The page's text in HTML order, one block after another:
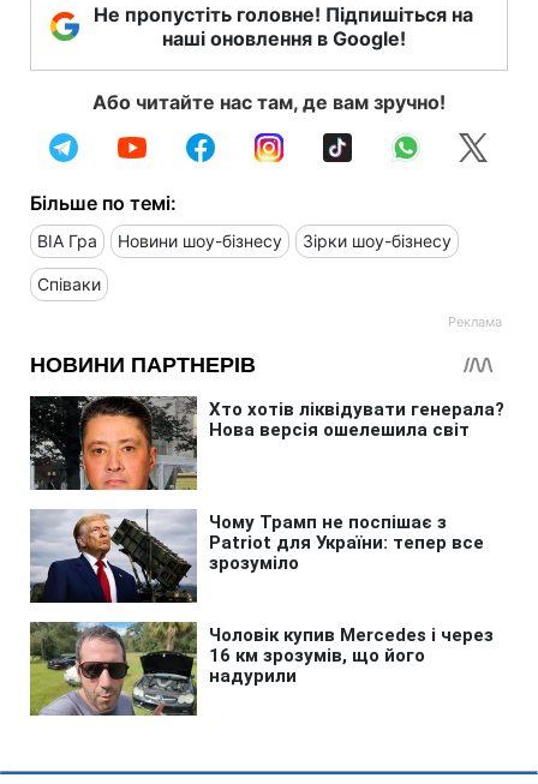
Не пропустіть головне! Підпишіться на
наші оновлення в Google!
Або читайте нас там, де вам зручно!
Більше по темі:
ВІА Гра Новини шоу-бізнесу Зірки шоу-бізнесу
Співаки